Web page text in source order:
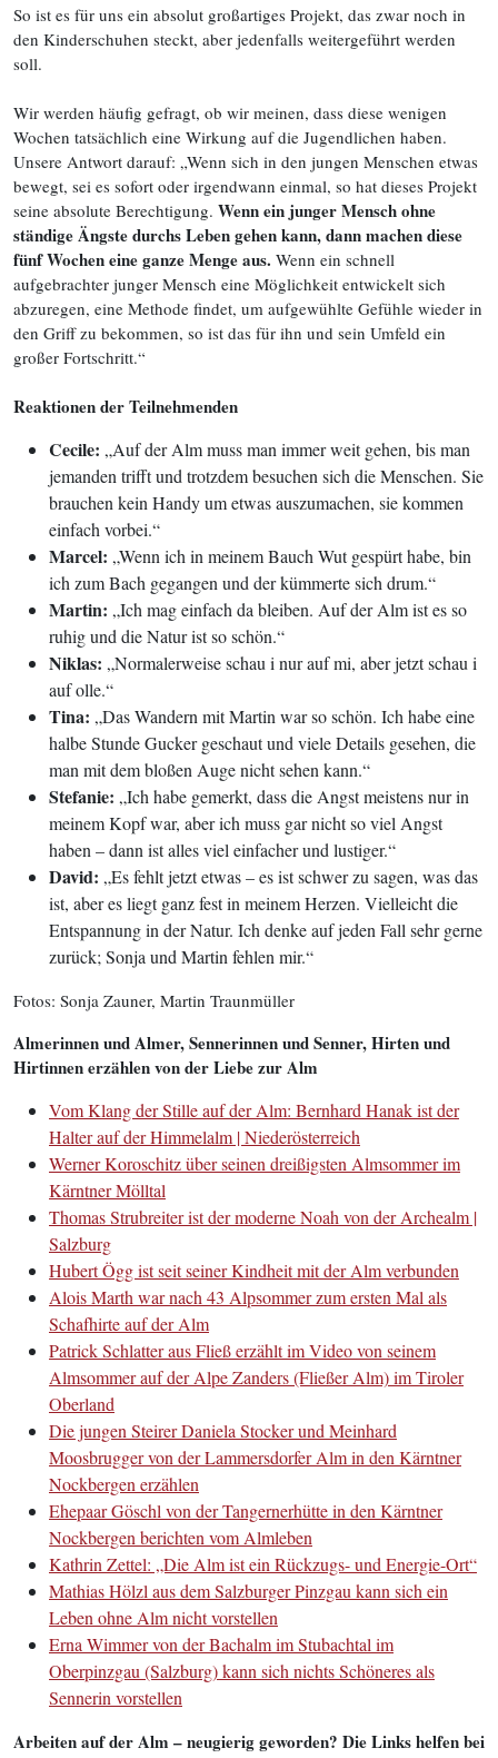
So ist es für uns ein absolut großartiges Projekt, das zwar noch in
den Kinderschuhen steckt, aber jedenfalls weitergeführt werden
soll.
Wir werden häufig gefragt, ob wir meinen, dass diese wenigen
Wochen tatsächlich eine Wirkung auf die Jugendlichen haben.
Unsere Antwort darauf: „Wenn sich in den jungen Menschen etwas
bewegt, sei es sofort oder irgendwann einmal, so hat dieses Projekt
seine absolute Berechtigung. Wenn ein junger Mensch ohne
ständige Ängste durchs Leben gehen kann, dann machen diese
fünf Wochen eine ganze Menge aus. Wenn ein schnell
aufgebrachter junger Mensch eine Möglichkeit entwickelt sich
abzuregen, eine Methode findet, um aufgewühlte Gefühle wieder in
den Griff zu bekommen, so ist das für ihn und sein Umfeld ein
großer Fortschritt.“
Reaktionen der Teilnehmenden
Cecile: „Auf der Alm muss man immer weit gehen, bis man
jemanden trifft und trotzdem besuchen sich die Menschen. Sie
brauchen kein Handy um etwas auszumachen, sie kommen
einfach vorbei.“
Marcel: „Wenn ich in meinem Bauch Wut gespürt habe, bin
ich zum Bach gegangen und der kümmerte sich drum.“
Martin: „Ich mag einfach da bleiben. Auf der Alm ist es so
ruhig und die Natur ist so schön.“
Niklas: „Normalerweise schau i nur auf mi, aber jetzt schau i
auf olle.“
Tina: „Das Wandern mit Martin war so schön. Ich habe eine
halbe Stunde Gucker geschaut und viele Details gesehen, die
man mit dem bloßen Auge nicht sehen kann.“
Stefanie: „Ich habe gemerkt, dass die Angst meistens nur in
meinem Kopf war, aber ich muss gar nicht so viel Angst
haben – dann ist alles viel einfacher und lustiger.“
David: „Es fehlt jetzt etwas – es ist schwer zu sagen, was das
ist, aber es liegt ganz fest in meinem Herzen. Vielleicht die
Entspannung in der Natur. Ich denke auf jeden Fall sehr gerne
zurück; Sonja und Martin fehlen mir.“
Fotos: Sonja Zauner, Martin Traunmüller
Almerinnen und Almer, Sennerinnen und Senner, Hirten und
Hirtinnen erzählen von der Liebe zur Alm
Vom Klang der Stille auf der Alm: Bernhard Hanak ist der
Halter auf der Himmelalm | Niederösterreich
Werner Koroschitz über seinen dreißigsten Almsommer im
Kärntner Mölltal
Thomas Strubreiter ist der moderne Noah von der Archealm |
Salzburg
Hubert Ögg ist seit seiner Kindheit mit der Alm verbunden
Alois Marth war nach 43 Alpsommer zum ersten Mal als
Schafhirte auf der Alm
Patrick Schlatter aus Fließ erzählt im Video von seinem
Almsommer auf der Alpe Zanders (Fließer Alm) im Tiroler
Oberland
Diejungen Steirer Daniela Stocker und Meinhard
Moosbrugger von der Lammersdorfer Alm in den Kärntner
Nockbergen erzählen
Ehepaar Göschl von der Tangernerhütte in den Kärntner
Nockbergen berichten vom Almleben
Kathrin Zettel: „Die Alm ist ein Rückzugs- und Energie-Ort“
Mathias Hölzl aus dem Salzburger Pinzgau kann sich ein
Leben ohne Alm nicht vorstellen
Erna Wimmer von der Bachalm im Stubachtal im
Oberpinzgau (Salzburg) kann sich nichts Schöneres als
Sennerin vorstellen
Arbeiten auf der Alm – neugierig geworden? Die Links helfen bei